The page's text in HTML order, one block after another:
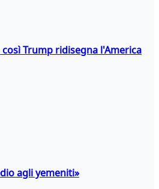
Trump ridisegna l'America
agli yemeniti»